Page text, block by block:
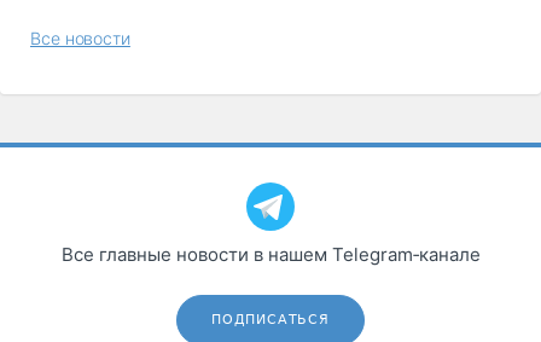
Все новости
Все главные новости в нашем Telegram‑канале
ПОДПИСАТЬСЯ